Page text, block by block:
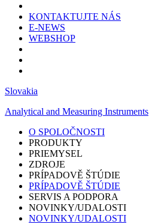
KONTAKTUJTE NÁS
E-NEWS
WEBSHOP
Slovakia
Analytical and Measuring Instruments
O SPOLOČNOSTI
PRODUKTY
PRIEMYSEL
ZDROJE
PRÍPADOVĚ ŠTÚDIE
PRÍPADOVĚ ŠTÚDIE
SERVIS A PODPORA
NOVINKY/UDALOSTI
NOVINKY/UDALOSTI